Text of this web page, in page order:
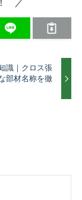
識｜クロス張
部材名称を徹